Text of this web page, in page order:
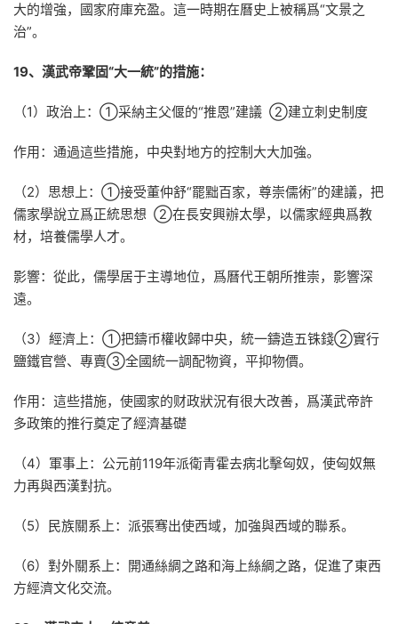
大的增強，國家府庫充盈。這一時期在曆史上被稱爲“文景之
治”。
19、漢武帝鞏固“大一統”的措施：
（1）政治上：①采納主父偃的“推恩”建議 ②建立刺史制度
作用：通過這些措施，中央對地方的控制大大加強。
（2）思想上：①接受董仲舒“罷黜百家，尊崇儒術”的建議，把
儒家學說立爲正統思想 ②在長安興辦太學，以儒家經典爲教
材，培養儒學人才。
影響：從此，儒學居于主導地位，爲曆代王朝所推崇，影響深
遠。
（3）經濟上：①把鑄币權收歸中央，統一鑄造五铢錢②實行
鹽鐵官營、專賣③全國統一調配物資，平抑物價。
作用：這些措施，使國家的财政狀況有很大改善，爲漢武帝許
多政策的推行奠定了經濟基礎
（4）軍事上：公元前119年派衛青霍去病北擊匈奴，使匈奴無
力再與西漢對抗。
（5）民族關系上：派張骞出使西域，加強與西域的聯系。
（6）對外關系上：開通絲綢之路和海上絲綢之路，促進了東西
方經濟文化交流。